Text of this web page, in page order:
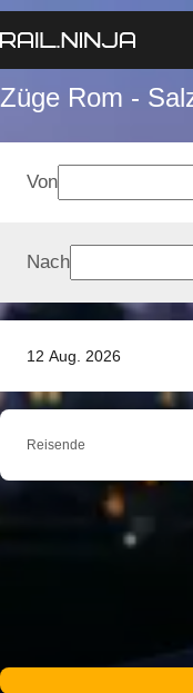
Züge Rom -
12 Aug. 2026
Von
Nach
Reisende